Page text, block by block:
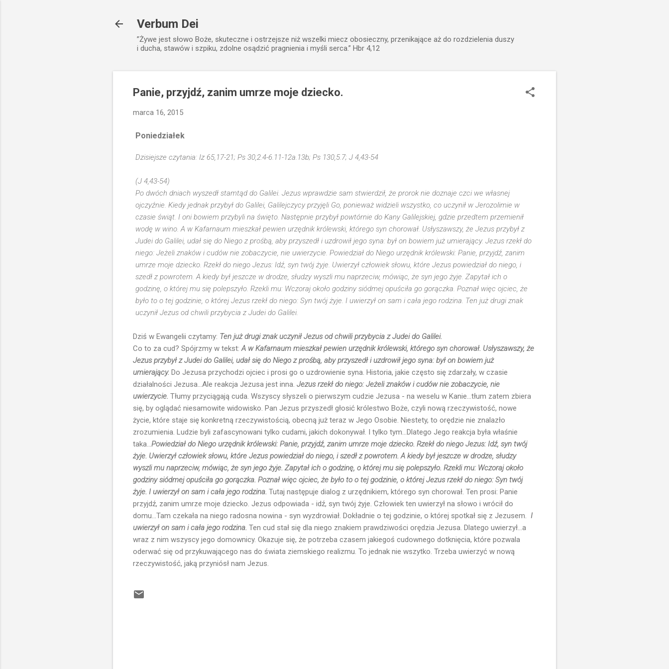
Verbum Dei
”Żywe jest słowo Boże, skuteczne i ostrzejsze niż wszelki miecz obosieczny, przenikające aż do rozdzielenia duszy
i ducha, stawów i szpiku, zdolne osądzić pragnienia i myśli serca.” Hbr 4,12
Panie, przyjdź, zanim umrze moje dziecko.
marca 16, 2015
Poniedziałek
Dzisiejsze czytania: Iz 65,17-21; Ps 30,2.4-6.11-12a.13b; Ps 130,5.7; J 4,43-54
(J 4,43-54)
Po dwóch dniach wyszedł stamtąd do Galilei. Jezus wprawdzie sam stwierdził, że prorok nie doznaje czci we własnej
ojczyźnie. Kiedy jednak przybył do Galilei, Galilejczycy przyjęli Go, ponieważ widzieli wszystko, co uczynił w Jerozolimie w
czasie świąt. I oni bowiem przybyli na święto. Następnie przybył powtórnie do Kany Galilejskiej, gdzie przedtem przemienił
wodę w wino. A w Kafarnaum mieszkał pewien urzędnik królewski, którego syn chorował. Usłyszawszy, że Jezus przybył z
Judei do Galilei, udał się do Niego z prośbą, aby przyszedł i uzdrowił jego syna: był on bowiem już umierający. Jezus rzekł do
niego: Jeżeli znaków i cudów nie zobaczycie, nie uwierzycie. Powiedział do Niego urzędnik królewski: Panie, przyjdź, zanim
umrze moje dziecko. Rzekł do niego Jezus: Idź, syn twój żyje. Uwierzył człowiek słowu, które Jezus powiedział do niego, i
szedł z powrotem. A kiedy był jeszcze w drodze, słudzy wyszli mu naprzeciw, mówiąc, że syn jego żyje. Zapytał ich o
godzinę, o której mu się polepszyło. Rzekli mu: Wczoraj około godziny siódmej opuściła go gorączka. Poznał więc ojciec, że
było to o tej godzinie, o której Jezus rzekł do niego: Syn twój żyje. I uwierzył on sam i cała jego rodzina. Ten już drugi znak
uczynił Jezus od chwili przybycia z Judei do Galilei.
Dziś w Ewangelii czytamy: Ten już drugi znak uczynił Jezus od chwili przybycia z Judei do Galilei.
Co to za cud? Spójrzmy w tekst:A w Kafarnaum mieszkał pewien urzędnik królewski, którego syn chorował. Usłyszawszy, że
Jezus przybył z Judei do Galilei, udał się do Niego z prośbą, aby przyszedł i uzdrowił jego syna: był on bowiem już
umierający. Do Jezusa przychodzi ojciec i prosi go o uzdrowienie syna. Historia, jakie często się zdarzały, w czasie
działalności Jezusa...Ale reakcja Jezusa jest inna. Jezus rzekł do niego: Jeżeli znaków i cudów nie zobaczycie, nie
uwierzycie. Tłumy przyciągają cuda. Wszyscy słyszeli o pierwszym cudzie Jezusa - na weselu w Kanie...tłum zatem zbiera
się, by oglądać niesamowite widowisko. Pan Jezus przyszedł głosić królestwo Boże, czyli nową rzeczywistość, nowe
życie, które staje się konkretną rzeczywistością, obecną już teraz w Jego Osobie. Niestety, to orędzie nie znalazło
zrozumienia. Ludzie byli zafascynowani tylko cudami, jakich dokonywał. I tylko tym...Dlatego Jego reakcja była właśnie
taka...Powiedział do Niego urzędnik królewski: Panie, przyjdź, zanim umrze moje dziecko. Rzekł do niego Jezus: Idź, syn twój
żyje. Uwierzył człowiek słowu, które Jezus powiedział do niego, i szedł z powrotem. A kiedy był jeszcze w drodze, słudzy
wyszli mu naprzeciw, mówiąc, że syn jego żyje. Zapytał ich o godzinę, o której mu się polepszyło. Rzekli mu: Wczoraj około
godziny siódmej opuściła go gorączka. Poznał więc ojciec, że było to o tej godzinie, o której Jezus rzekł do niego: Syn twój
żyje. I uwierzył on sam i cała jego rodzina. Tutaj następuje dialog z urzędnikiem, którego syn chorował. Ten prosi: Panie
przyjdź, zanim umrze moje dziecko. Jezus odpowiada - idź, syn twój żyje. Człowiek ten uwierzył na słowo i wrócił do
domu...Tam czekała na niego radosna nowina - syn wyzdrowiał. Dokładnie o tej godzinie, o której spotkał się z Jezusem. I
uwierzył on sam i cała jego rodzina. Ten cud stał się dla niego znakiem prawdziwości orędzia Jezusa. Dlatego uwierzył...a
wraz z nim wszyscy jego domownicy. Okazuje się, że potrzeba czasem jakiegoś cudownego dotknięcia, które pozwala
oderwać się od przykuwającego nas do świata ziemskiego realizmu. To jednak nie wszytko. Trzeba uwierzyć w nową
rzeczywistość, jaką przyniósł nam Jezus.